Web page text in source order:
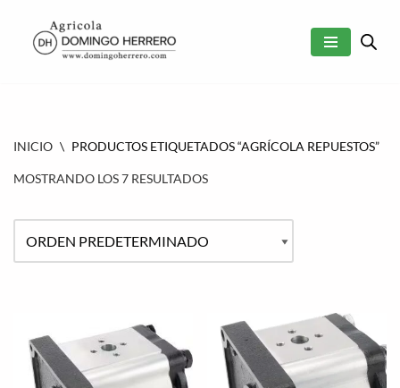
SALTAR
INICIO \ PRODUCTOS ETIQUETADOS “AGRÍCOLA REPUESTOS”
MOSTRANDO LOS 7 RESULTADOS